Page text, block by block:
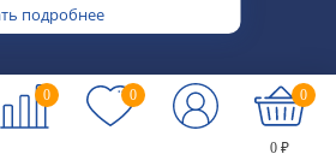
0 0
0 ₽
0
подробнее